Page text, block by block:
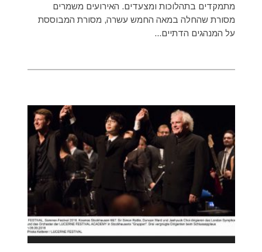
מתמקדים בתהלוכות ומצעדים. האירועים משמרים
מסורת שהחלה במאה החמש עשרה, מסורת המבוססת
על המנהגים הדתיים...